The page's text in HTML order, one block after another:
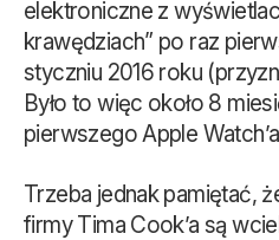
elektroniczne z
krawędziach” po raz
styczniu 2016 roku
Było to więc około 8
pierwszego Apple
Trzeba jednak pamiętać,
firmy Tima Cook’a są